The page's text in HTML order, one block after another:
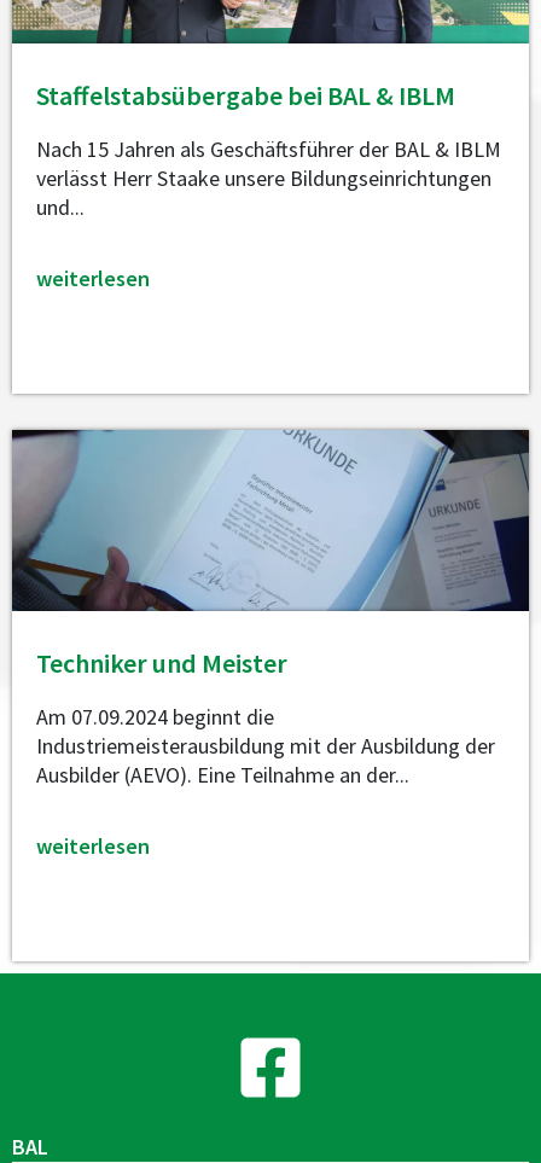
Staffelstabsübergabe bei BAL & IBLM
Nach 15 Jahren als Geschäftsführer der BAL & IBLM
verlässt Herr Staake unsere Bildungseinrichtungen
und...
weiterlesen
Techniker und Meister
Am 07.09.2024 beginnt die
Industriemeisterausbildung mit der Ausbildung der
Ausbilder (AEVO). Eine Teilnahme an der...
weiterlesen
BAL